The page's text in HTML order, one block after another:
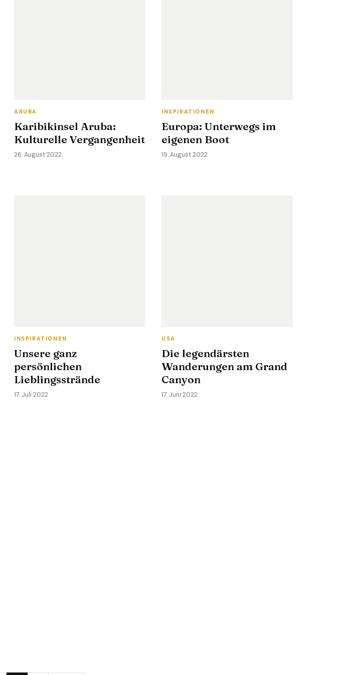
ARUBA
Karibikinsel Aruba:
Kulturelle Vergangenheit
26. August 2022
INSPIRATIONEN
Europa: Unterwegs im
eigenen Boot
19. August 2022
INSPIRATIONEN
Unsere ganz
persönlichen
Lieblingsstrände
17. Juli 2022
USA
Die legendärsten
Wanderungen am Grand
Canyon
17. Juni 2022